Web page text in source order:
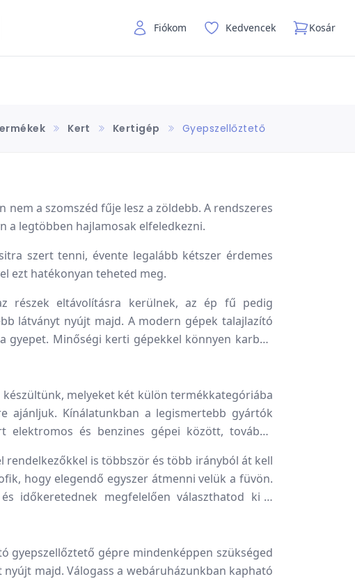
Fiókom Kedvencek Kosár
Kert Kertigép Gyepszellőztető
a szomszéd fűje lesz a zöldebb. A rendszeres
a legtöbben hajlamosak elfeledkezni.
szert tenni, évente legalább kétszer érdemes
ezt hatékonyan teheted meg.
részek eltávolításra kerülnek, az ép fű pedig
látványt nyújt majd. A modern gépek talajlazító
Minőségi kerti gépekkel könnyen karban
melyeket két külön termékkategóriába
ajánljuk. Kínálatunkban a legismertebb gyártók
és benzines gépei között, továbbá
rendelkezőkkel is többször és több irányból át kell
hogy elegendő egyszer átmenni velük a füvön.
időkeretednek megfelelően választhatod ki a
gyepszellőztető gépre mindenképpen szükséged
majd. Válogass a webáruházunkban kapható